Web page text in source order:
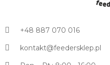
+48 887 070 016
kontakt@feedersklep.pl